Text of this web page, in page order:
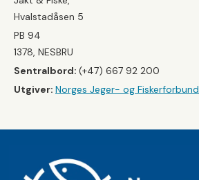
Hvalstadåsen 5
PB 94
1378, NESBRU
Sentralbord: (+47) 667 92 200
Utgiver: Norges Jeger- og Fiskerforbund